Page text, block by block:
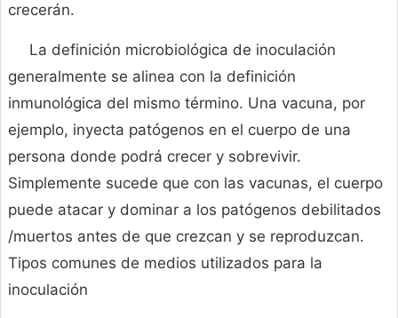
crecerán.
La definición microbiológica de inoculación
generalmente se alinea con la definición
inmunológica del mismo término. Una vacuna, por
ejemplo, inyecta patógenos en el cuerpo de una
persona donde podrá crecer y sobrevivir.
Simplemente sucede que con las vacunas, el cuerpo
puede atacar y dominar a los patógenos debilitados
/muertos antes de que crezcan y se reproduzcan.
Tipos comunes de medios utilizados para la
inoculación